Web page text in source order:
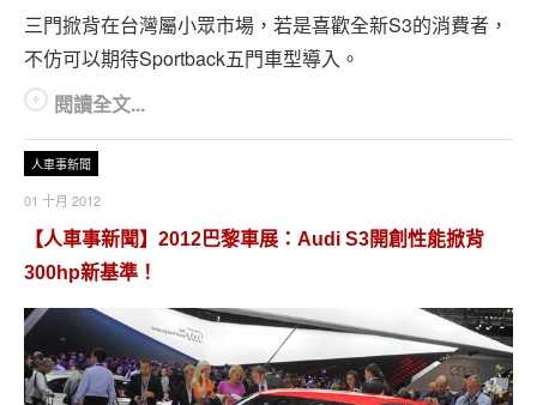
三門掀背在台灣屬小眾市場，若是喜歡全新S3的消費者，
不仿可以期待Sportback五門車型導入。
閱讀全文...
人車事新聞
01 十月 2012
【人車事新聞】2012巴黎車展：Audi S3開創性能掀背
300hp新基準！